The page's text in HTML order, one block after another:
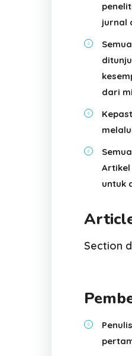
jurnal
dari
Artikel
untuk
Section